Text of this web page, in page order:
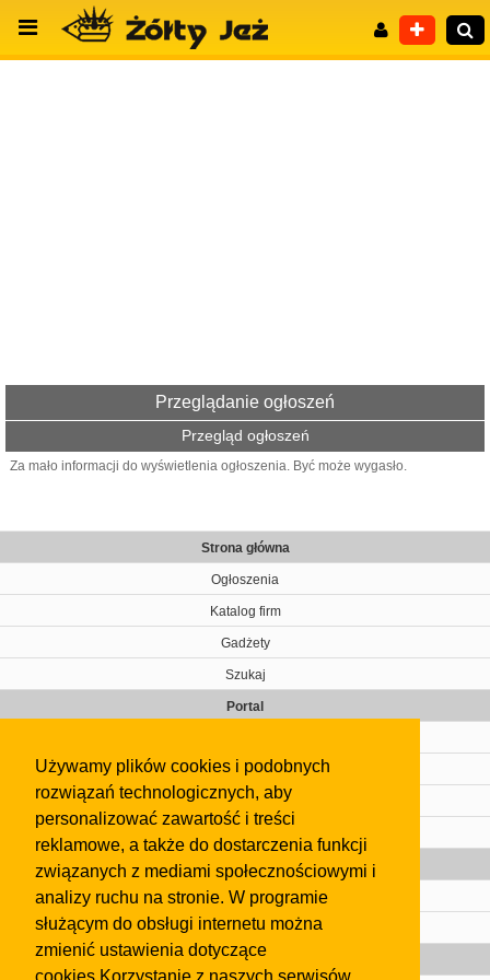
Używamy plików cookies i podobnych
rozwiązań technologicznych, aby
personalizować zawartość i treści
reklamowe, a także do dostarczenia funkcji
związanych z mediami społecznościowymi i
analizy ruchu na stronie. W programie
służącym do obsługi internetu można
zmienić ustawienia dotyczące
Przeglądanie ogłoszeń
Przegląd ogłoszeń
Za mało informacji do wyświetlenia ogłoszenia. Być może wygasło.
Strona główna
Ogłoszenia
Katalog firm
Gadżety
Szukaj
Portal
Kontakt
Regulamin
Gazeta
Olkusz
Kontakt
Strefa dla biznesu